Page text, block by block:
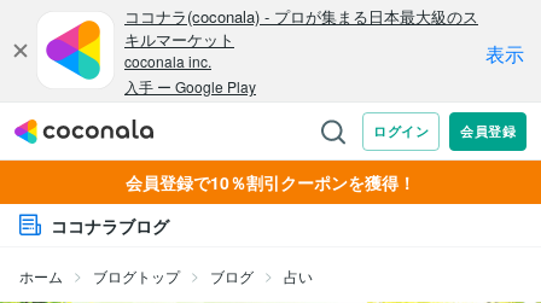
会員登録で10％割引クーポンを獲得！
ココナラブログ
ホーム ブログトップ ブログ 占い